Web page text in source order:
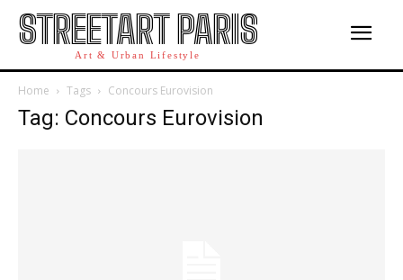
STREETART PARIS
Art & Urban Lifestyle
Home Tags Concours Eurovision
Tag: Concours Eurovision